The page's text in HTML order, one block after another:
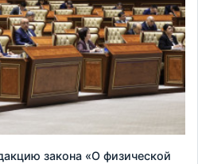
закона «О физической